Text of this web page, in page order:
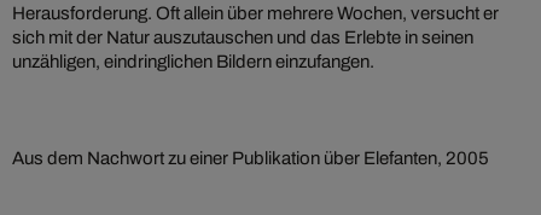
Herausforderung. Oft allein über mehrere Wochen, versucht er
sich mit der Natur auszutauschen und das Erlebte in seinen
unzähligen, eindringlichen Bildern einzufangen.
Aus dem Nachwort zu einer Publikation über Elefanten, 2005